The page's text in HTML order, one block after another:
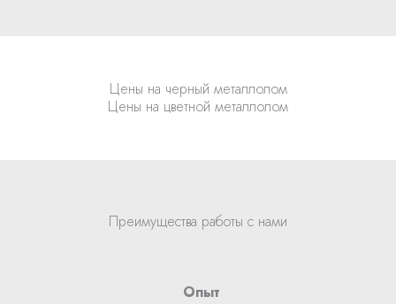
Цены на черный металлолом
Цены на цветной металлолом
Преимущества работы с нами
Опыт